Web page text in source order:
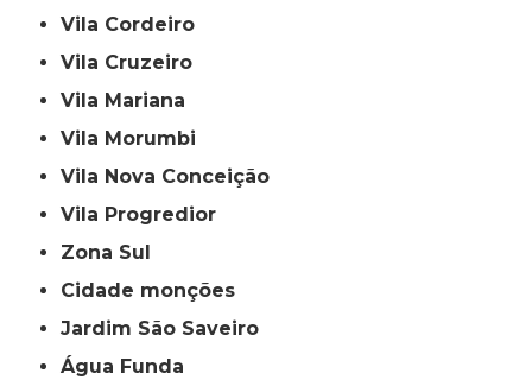
Vila Cordeiro
Vila Cruzeiro
Vila Mariana
Vila Morumbi
Vila Nova Conceição
Vila Progredior
Zona Sul
cidade monções
jardim São Saveiro
Água Funda